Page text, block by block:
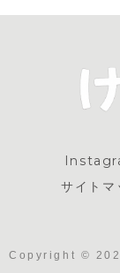
サイトマ
Copyright ©